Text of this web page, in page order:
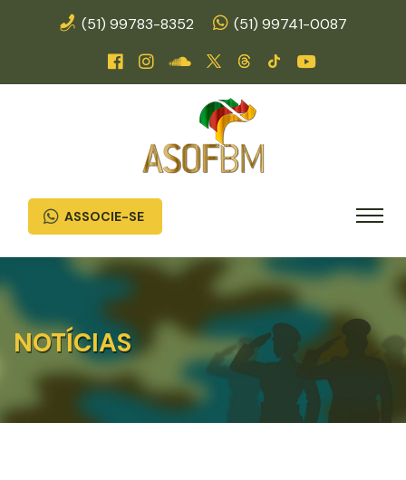
(51) 99783-8352 (51) 99741-0087
ASSOCIE-SE
NOTÍCIAS